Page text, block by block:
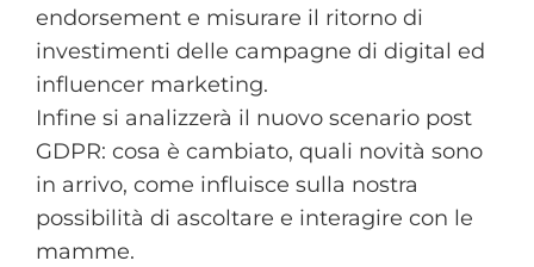
endorsement e misurare il ritorno di
investimenti delle campagne di digital ed
influencer marketing.
Infine si analizzerà il nuovo scenario post
GDPR: cosa è cambiato, quali novità sono
in arrivo, come influisce sulla nostra
possibilità di ascoltare e interagire con le
mamme.